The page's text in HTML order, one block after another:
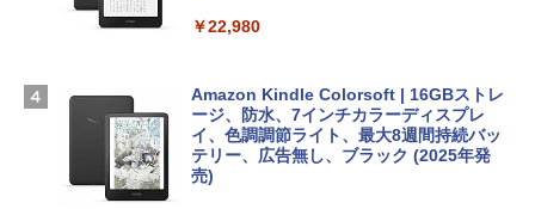
レームカメラ、日本語キーボード、Touc
￥224,800
【Amazon.co.jp限定】 HP ノートパソコ
ン 15-fd 15.6インチ 16GBメモリ 512GB
Robloxギフトカード - 2,000 Robux 【限
ラインコード版
￥3,200
方 マニュアル AI副業にもコンテンツ作成
￥99
FM TOWNS ハイパー・カタログ: 本体ハ
￥22,980
Amazon Kindle Colorsoft | 16GBストレ
ージ、防水、7インチカラーディスプレ
イ、色調調節ライト、最大8週間持続バッ
テリー、広告無し、ブラック (2025年発
売)